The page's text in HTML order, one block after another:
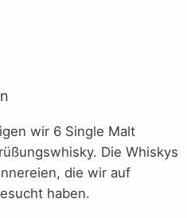
wir 6 Single Malt
Die Whiskys
die wir auf
haben.